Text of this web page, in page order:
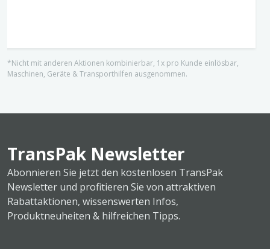
*Nicht mit anderen Aktionen kombinierbar, 1x pro Kunde einlösbar,
Maschinen, Geräte & Transporthilfen ausgenommen.
TransPak Newsletter
Abonnieren Sie jetzt den kostenlosen TransPak
Newsletter und profitieren Sie von attraktiven
Rabattaktionen, wissenswerten Infos,
Produktneuheiten & hilfreichen Tipps.